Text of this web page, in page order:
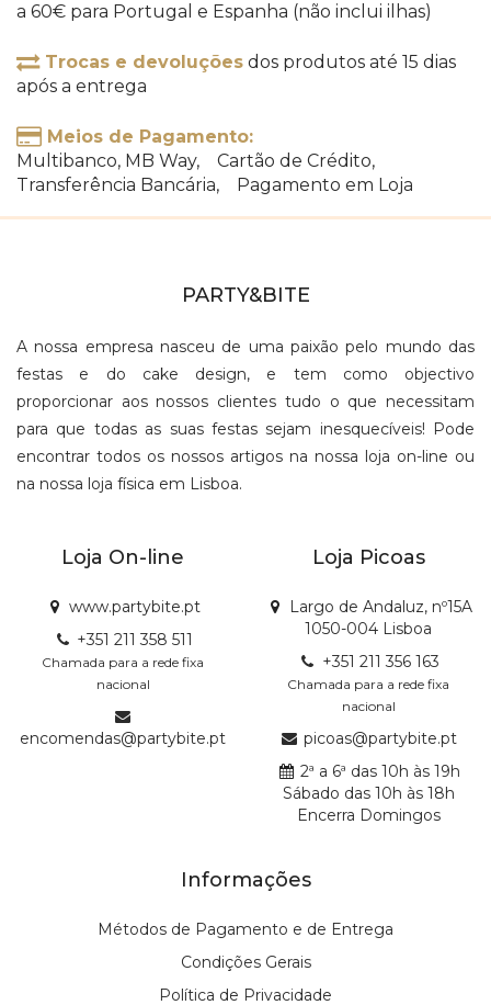
a 60€ para Portugal e Espanha (não inclui ilhas)
Trocas e devoluções dos produtos até 15 dias
após a entrega
Meios de Pagamento:
Multibanco, MB Way, Cartão de Crédito,
Transferência Bancária, Pagamento em Loja
PARTY&BITE
A nossa empresa nasceu de uma paixão pelo mundo das
festas e do cake design, e tem como objectivo
proporcionar aos nossos clientes tudo o que necessitam
para que todas as suas festas sejam inesquecíveis! Pode
encontrar todos os nossos artigos na nossa loja on-line ou
na nossa loja física em Lisboa.
Loja On-line
www.partybite.pt
+351 211 358 511
Chamada para a rede fixa
nacional
encomendas@partybite.pt
Loja Picoas
Largo de Andaluz, nº15A
1050-004 Lisboa
+351 211 356 163
Chamada para a rede fixa
nacional
picoas@partybite.pt
2ª a 6ª das 10h às 19h
Sábado das 10h às 18h
Encerra Domingos
Informações
Métodos de Pagamento e de Entrega
Condições Gerais
Política de Privacidade